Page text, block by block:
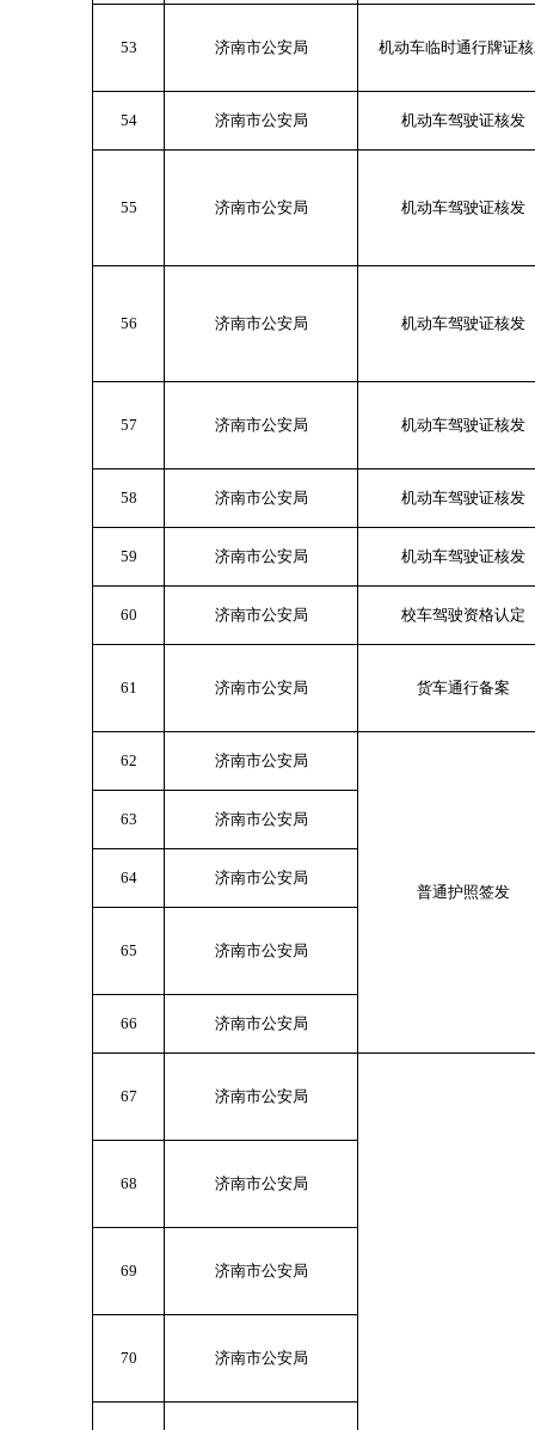
53 济南市公安局 机动车临时通行牌证
54 济南市公安局 机动车驾驶证核发
55 济南市公安局 机动车驾驶证核发
56 济南市公安局 机动车驾驶证核发
57 济南市公安局 机动车驾驶证核发
58 济南市公安局 机动车驾驶证核发
59 济南市公安局 机动车驾驶证核发
60 济南市公安局 校车驾驶资格认定
61 济南市公安局 货车通行备案
62 济南市公安局
普通护照签发
63 济南市公安局
64 济南市公安局
65 济南市公安局
66 济南市公安局
67 济南市公安局
68 济南市公安局
69 济南市公安局
70 济南市公安局